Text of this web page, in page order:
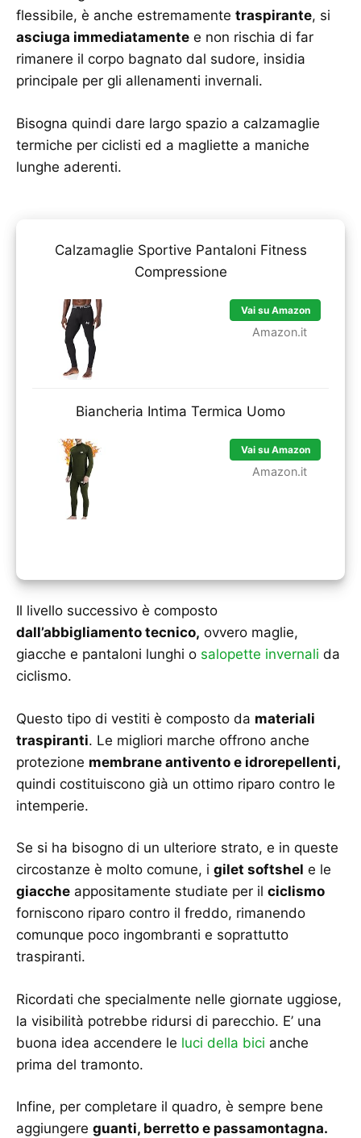
flessibile, è anche estremamente traspirante, si
asciuga immediatamente e non rischia di far
rimanere il corpo bagnato dal sudore, insidia
principale per gli allenamenti invernali.
Bisogna quindi dare largo spazio a calzamaglie
termiche per ciclisti ed a magliette a maniche
lunghe aderenti.
Calzamaglie Sportive Pantaloni Fitness
Compressione
Vai su Amazon
Amazon.it
Biancheria Intima Termica Uomo
Vai su Amazon
Amazon.it
Il livello successivo è composto
dall’abbigliamento tecnico, ovvero maglie,
giacche e pantaloni lunghi o salopette invernali da
ciclismo.
Questo tipo di vestiti è composto da materiali
traspiranti. Le migliori marche offrono anche
protezione membrane antivento e idrorepellenti,
quindi costituiscono già un ottimo riparo contro le
intemperie.
Se si ha bisogno di un ulteriore strato, e in queste
circostanze è molto comune, i gilet softshel e le
giacche appositamente studiate per il ciclismo
forniscono riparo contro il freddo, rimanendo
comunque poco ingombranti e soprattutto
traspiranti.
Ricordati che specialmente nelle giornate uggiose,
la visibilità potrebbe ridursi di parecchio. E’ una
buona idea accendere le luci della bici anche
prima del tramonto.
Infine, per completare il quadro, è sempre bene
aggiungere guanti, berretto e passamontagna.